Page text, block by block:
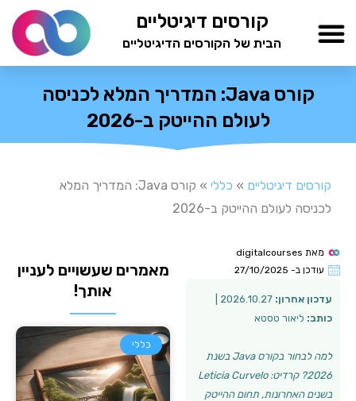
לתוכן
קורסים דיגיטליים
הבית של הקורסים הדיגיטליים
קורס Java: המדריך המלא לכניסה
לעולם ההייטק ב-2026
קורסים דיגיטליים » כללי »
קורס Java: המדריך המלא
לכניסה לעולם ההייטק ב-2026
מאת
עודכן ב- 27/10/2025
עדכון אחרון:
כותב: ליאור טסטא
למה לבחור בקורס Java בשנת
2026? קרדיט: Leticia Curvelo
בשנים האחרונות, תחום ההייטק
מאמרים שעשויים לעניין
אותך!
כללי